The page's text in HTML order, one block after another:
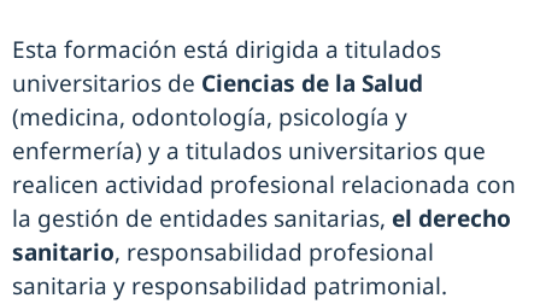
Esta formación está dirigida a titulados
universitarios de Ciencias de la Salud
(medicina, odontología, psicología y
enfermería) y a titulados universitarios que
realicen actividad profesional relacionada con
la gestión de entidades sanitarias, el derecho
sanitario, responsabilidad profesional
sanitaria y responsabilidad patrimonial.